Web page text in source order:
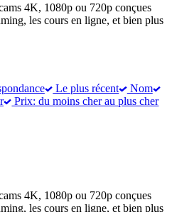
4K, 1080p ou 720p conçues
les cours en ligne, et bien plus
Le plus récent
Nom
Prix: du moins cher au plus cher
4K, 1080p ou 720p conçues
les cours en ligne, et bien plus